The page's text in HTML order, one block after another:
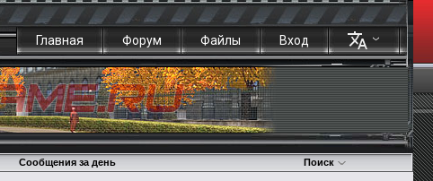
Главная Форум Файлы Вход
Сообщения за день Поиск